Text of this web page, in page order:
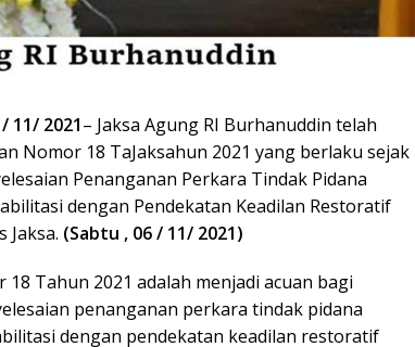
11/ 2021– Jaksa Agung RI Burhanuddin telah
Nomor 18 TaJaksahun 2021 yang berlaku sejak
Penanganan Perkara Tindak Pidana
dengan Pendekatan Keadilan Restoratif
Jaksa. (Sabtu , 06 / 11/ 2021)
Tahun 2021 adalah menjadi acuan bagi
penanganan perkara tindak pidana
dengan pendekatan keadilan restoratif